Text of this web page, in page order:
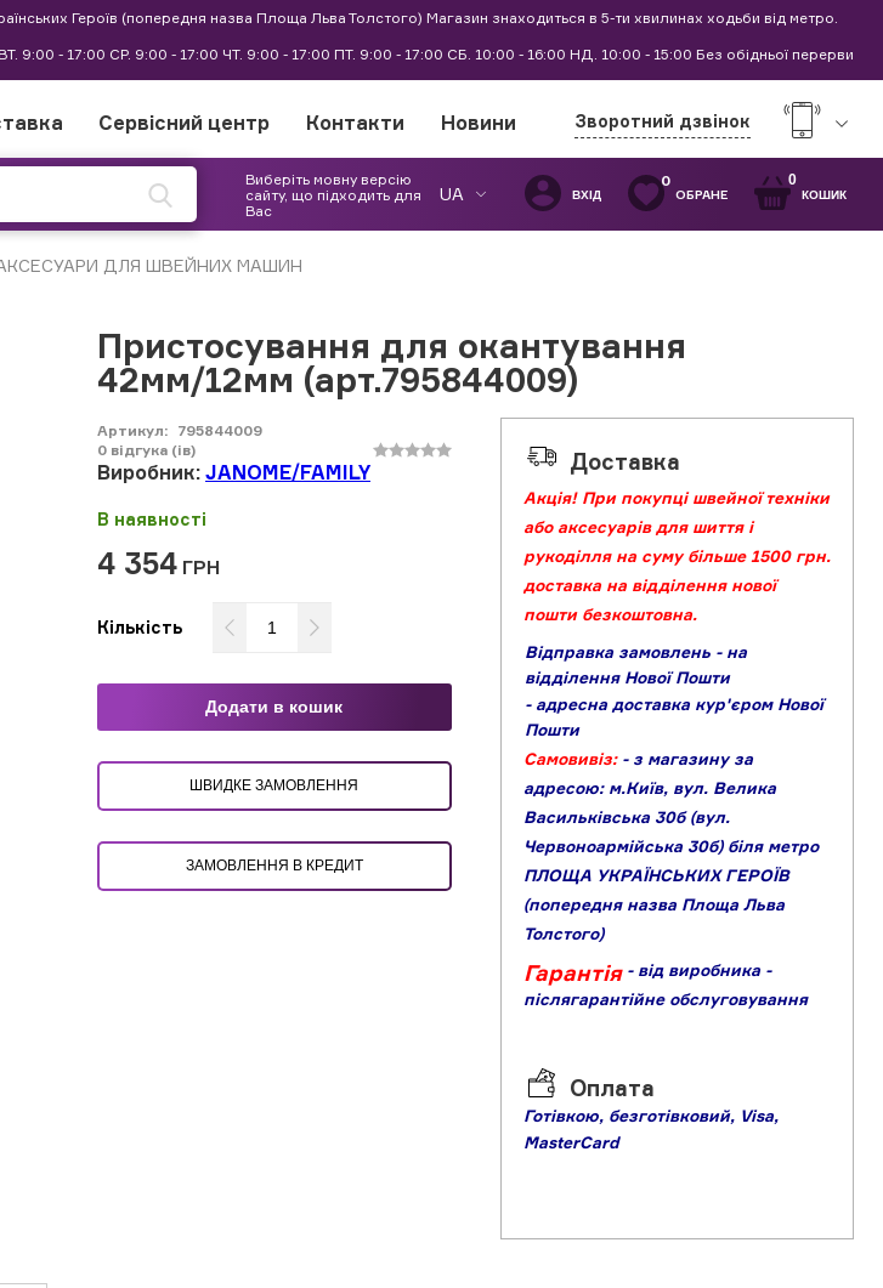
Героїв (попередня назва Площа Льва Толстого) Магазин знаходиться в 5-ти хвилинах ходьби від метро.
9:00 - 17:00 СР. 9:00 - 17:00 ЧТ. 9:00 - 17:00 ПТ. 9:00 - 17:00 СБ. 10:00 - 16:00 НД. 10:00 - 15:00 Без обідньої перерви
Сервісний центр Контакти Новини Зворотний дзвінок
Виберіть мовну версію
сайту, що підходить для
Вас
UA ВХІД
0
ОБРАНЕ
0
КОШИК
ДЛЯ ШВЕЙНИХ МАШИН
Пристосування для окантування
42мм/12мм (арт.795844009)
Артикул: 795844009
0 відгука (ів)
Виробник: JANOME/FAMILY
В наявності
4 354 ГРН
Кількість
Додати в кошик
ШВИДКЕ ЗАМОВЛЕННЯ
ЗАМОВЛЕННЯ В КРЕДИТ
Доставка
Акція! При покупці швейної техніки
або аксесуарів для шиття і
рукоділля на суму більше 1500 грн.
доставка на відділення нової
пошти безкоштовна.
Відправка замовлень - на
відділення Нової Пошти
- адресна доставка кур'єром Нової
Пошти
Самовивіз: - з магазину за
адресою: м.Київ, вул. Велика
Васильківська 30б (вул.
Червоноармійська 30б) біля метро
ПЛОЩА УКРАЇНСЬКИХ ГЕРОЇВ
(попередня назва Площа Льва
Толстого)
Гарантія - від виробника -
післягарантійне обслуговування
Оплата
Готівкою, безготівковий, Visa,
MasterCard